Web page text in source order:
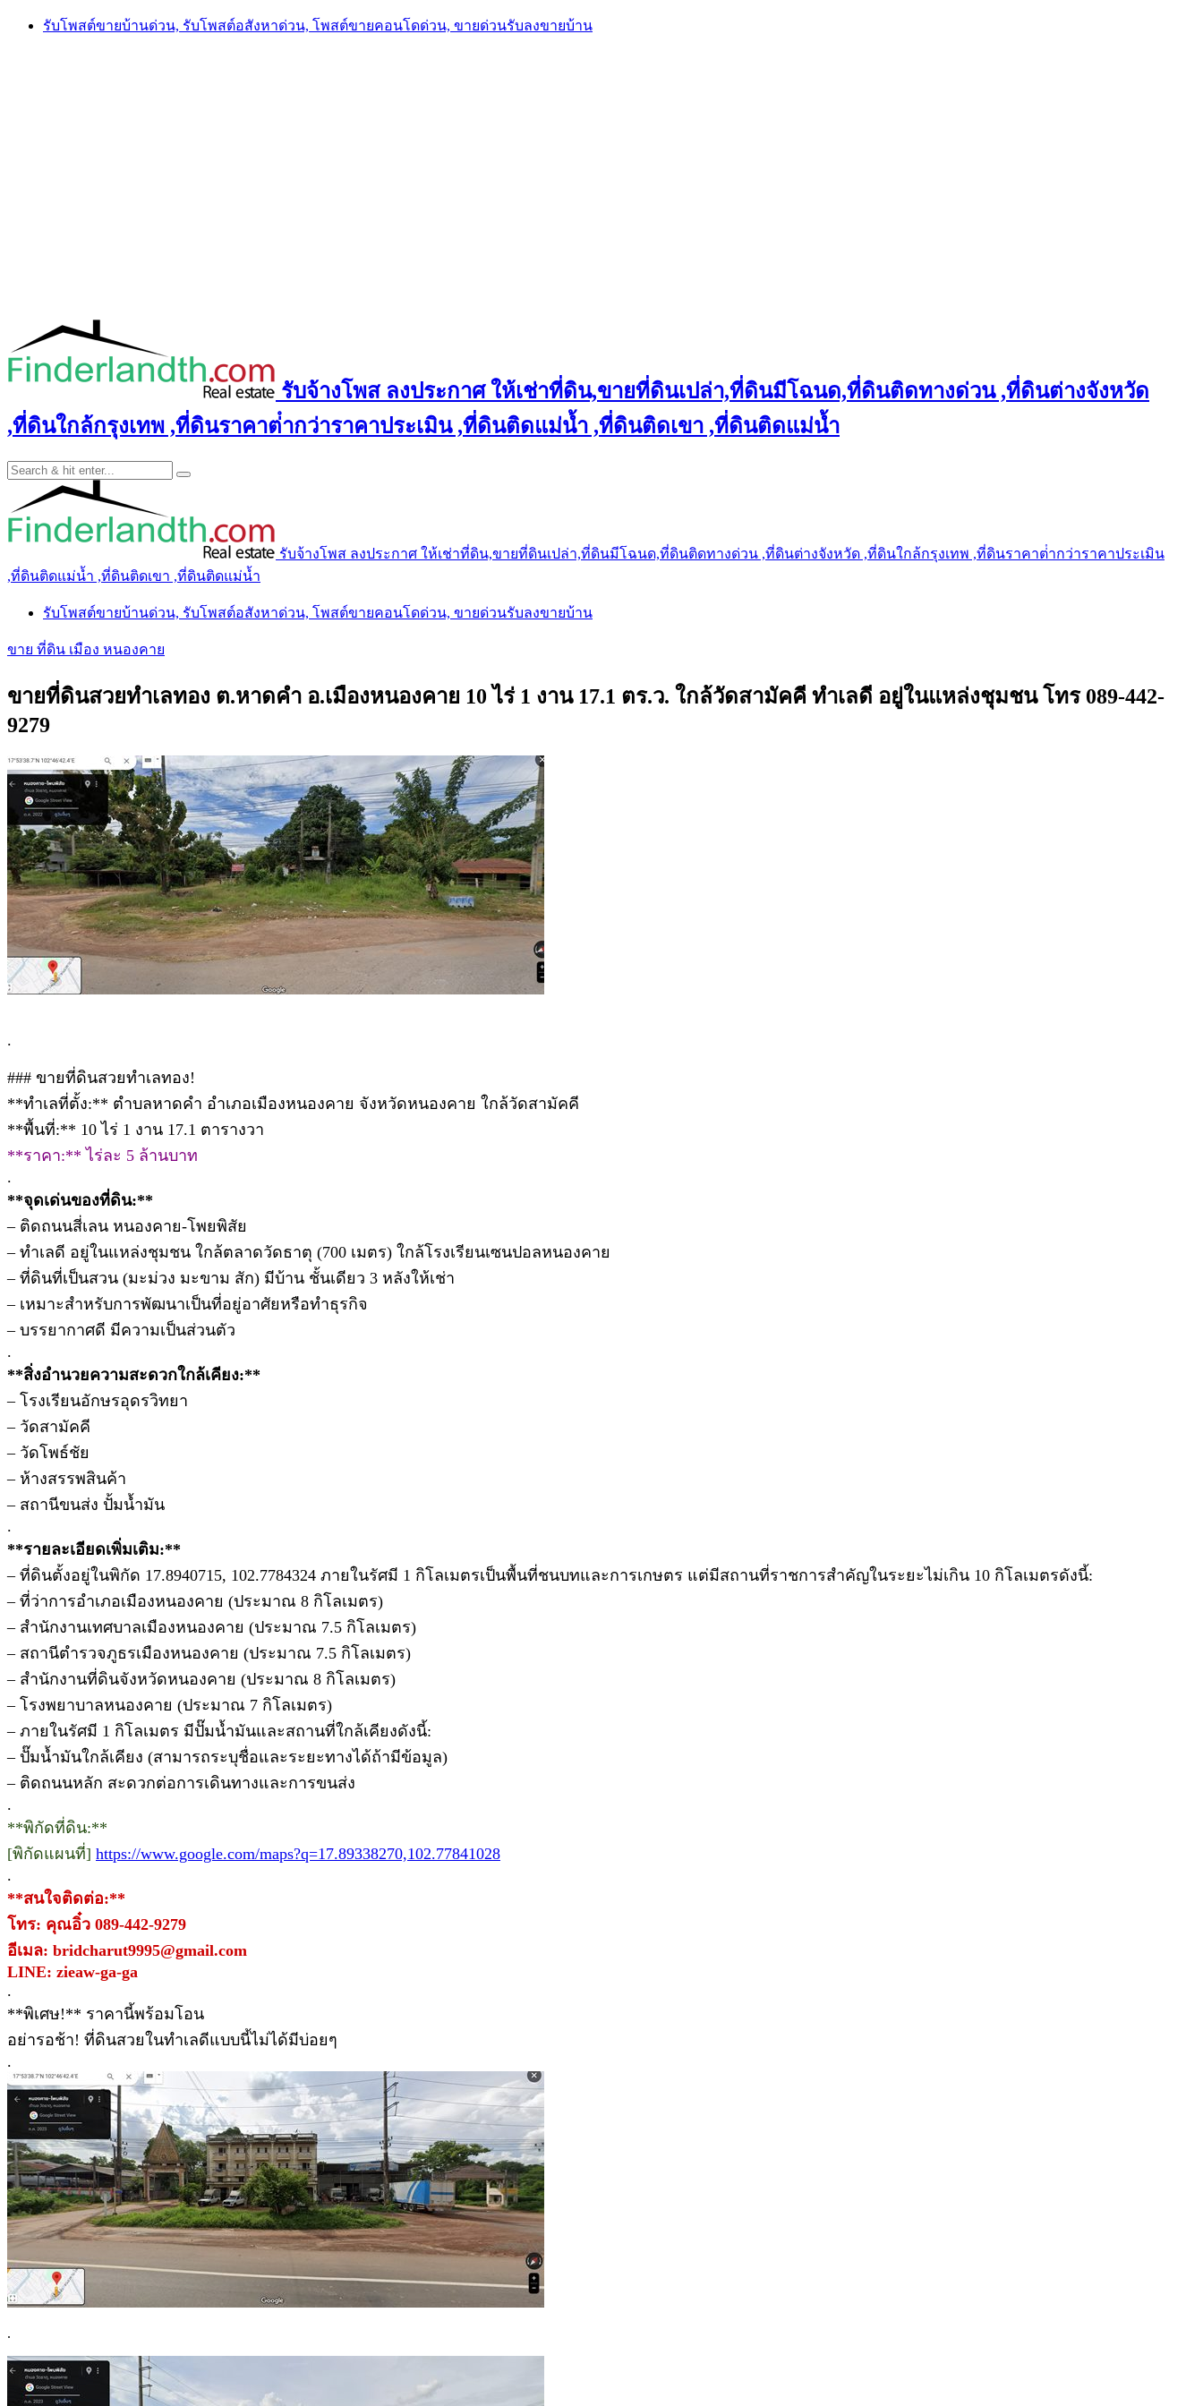
Skip
รับโพสต์ขายบ้านด่วน, รับโพสต์อสังหาด่วน, โพสต์ขายคอนโดด่วน, ขายด่วนรับลงขายบ้าน
รับจ้างโพส ลงประกาศ ให้เช่าที่ดิน,ขายที่ดินเปล่า,ที่ดินมีโฉนด,ที่ดินติดทางด่วน ,ที่ดินต่างจังหวัด
,ที่ดินใกล้กรุงเทพ ,ที่ดินราคาต่ํากว่าราคาประเมิน ,ที่ดินติดแม่น้ำ ,ที่ดินติดเขา ,ที่ดินติดแม่น้ำ
รับจ้างโพส ลงประกาศ ให้เช่าที่ดิน,ขายที่ดินเปล่า,ที่ดินมีโฉนด,ที่ดินติดทางด่วน ,ที่ดินต่างจังหวัด ,ที่ดินใกล้กรุงเทพ ,ที่ดินราคาต่ํากว่าราคาประเมิน
,ที่ดินติดแม่น้ำ ,ที่ดินติดเขา ,ที่ดินติดแม่น้ำ
รับโพสต์ขายบ้านด่วน, รับโพสต์อสังหาด่วน, โพสต์ขายคอนโดด่วน, ขายด่วนรับลงขายบ้าน
ขาย ที่ดิน เมือง หนองคาย
ขายที่ดินสวยทำเลทอง ต.หาดคำ อ.เมืองหนองคาย 10 ไร่ 1 งาน 17.1 ตร.ว. ใกล้วัดสามัคคี ทำเลดี อยู่ในแหล่งชุมชน โทร 089-442-
9279
.
### ขายที่ดินสวยทำเลทอง!
**ทำเลที่ตั้ง:** ตำบลหาดคำ อำเภอเมืองหนองคาย จังหวัดหนองคาย ใกล้วัดสามัคคี
**พื้นที่:** 10 ไร่ 1 งาน 17.1 ตารางวา
**ราคา:** ไร่ละ 5 ล้านบาท
.
**จุดเด่นของที่ดิน:**
– ติดถนนสี่เลน หนองคาย-โพยพิสัย
– ทำเลดี อยู่ในแหล่งชุมชน ใกล้ตลาดวัดธาตุ (700 เมตร) ใกล้โรงเรียนเซนปอลหนองคาย
– ที่ดินที่เป็นสวน (มะม่วง มะขาม สัก) มีบ้าน ชั้นเดียว 3 หลังให้เช่า
– เหมาะสำหรับการพัฒนาเป็นที่อยู่อาศัยหรือทำธุรกิจ
– บรรยากาศดี มีความเป็นส่วนตัว
.
**สิ่งอำนวยความสะดวกใกล้เคียง:**
– โรงเรียนอักษรอุดรวิทยา
– วัดสามัคคี
– วัดโพธ์ชัย
– ห้างสรรพสินค้า
– สถานีขนส่ง ปั้มน้ำมัน
.
**รายละเอียดเพิ่มเติม:**
– ที่ดินตั้งอยู่ในพิกัด 17.8940715, 102.7784324 ภายในรัศมี 1 กิโลเมตรเป็นพื้นที่ชนบทและการเกษตร แต่มีสถานที่ราชการสำคัญในระยะไม่เกิน 10 กิโลเมตรดังนี้:
– ที่ว่าการอำเภอเมืองหนองคาย (ประมาณ 8 กิโลเมตร)
– สำนักงานเทศบาลเมืองหนองคาย (ประมาณ 7.5 กิโลเมตร)
– สถานีตำรวจภูธรเมืองหนองคาย (ประมาณ 7.5 กิโลเมตร)
– สำนักงานที่ดินจังหวัดหนองคาย (ประมาณ 8 กิโลเมตร)
– โรงพยาบาลหนองคาย (ประมาณ 7 กิโลเมตร)
– ภายในรัศมี 1 กิโลเมตร มีปั๊มน้ำมันและสถานที่ใกล้เคียงดังนี้:
– ปั๊มน้ำมันใกล้เคียง (สามารถระบุชื่อและระยะทางได้ถ้ามีข้อมูล)
– ติดถนนหลัก สะดวกต่อการเดินทางและการขนส่ง
.
**พิกัดที่ดิน:**
[พิกัดแผนที่] https://www.google.com/maps?q=17.89338270,102.77841028
.
**สนใจติดต่อ:**
โทร: คุณอิ๋ว 089-442-9279
อีเมล: bridcharut9995@gmail.com
LINE: zieaw-ga-ga
.
**พิเศษ!** ราคานี้พร้อมโอน
อย่ารอช้า! ที่ดินสวยในทำเลดีแบบนี้ไม่ได้มีบ่อยๆ
.
.